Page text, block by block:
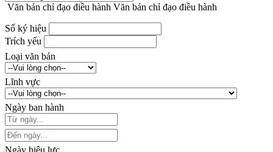
Văn bản chỉ đạo điều hành Văn bản chỉ đạo điều hành
Số ký hiệu
Trích yếu
Loại văn bản
Lĩnh vực
Ngày ban hành